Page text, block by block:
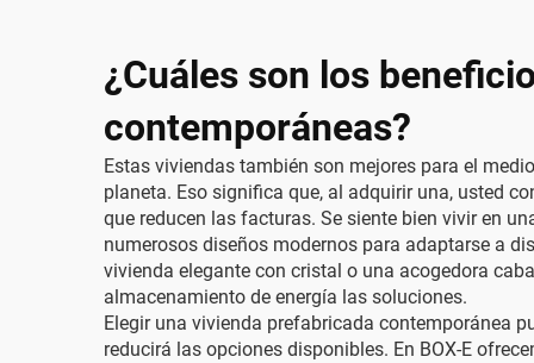
¿Cuáles son los
contemporáneas?
Estas viviendas también son mejores para el
planeta. Eso significa que, al adquirir una, usted
que reducen las facturas. Se siente bien vivir en
numerosos diseños modernos para adaptarse a
vivienda elegante con cristal o una acogedora
almacenamiento de energía las soluciones.
Elegir una vivienda prefabricada contemporánea
reducirá las opciones disponibles. En BOX-E